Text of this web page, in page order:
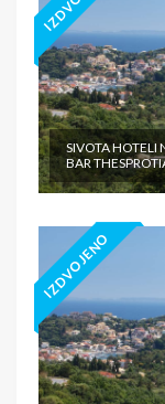
SIVOTA HOTELI
BAR
IZDVOJENO